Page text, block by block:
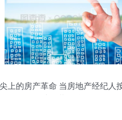
上的房产革命 当房地产经纪人